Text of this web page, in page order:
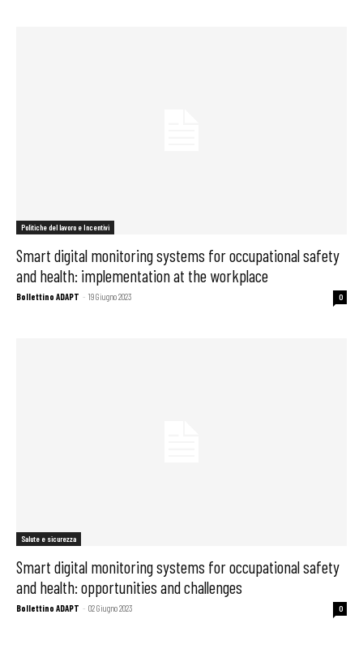
Politiche del lavoro e Incentivi
Smart digital monitoring systems for occupational safety
and health: implementation at the workplace
Bollettino ADAPT - 19 Giugno 2023 0
Salute e sicurezza
Smart digital monitoring systems for occupational safety
and health: opportunities and challenges
Bollettino ADAPT - 02 Giugno 2023 0